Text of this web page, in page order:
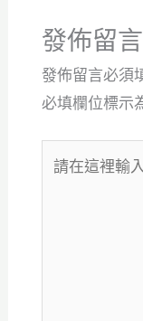
發佈留言
發佈留言必須
必填欄位標示